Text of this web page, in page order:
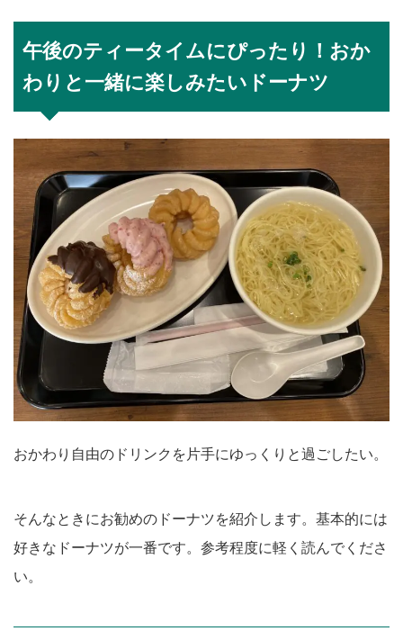
午後のティータイムにぴったり！おか
わりと一緒に楽しみたいドーナツ
おかわり自由のドリンクを片手にゆっくりと過ごしたい。
そんなときにお勧めのドーナツを紹介します。基本的には
好きなドーナツが一番です。参考程度に軽く読んでくださ
い。